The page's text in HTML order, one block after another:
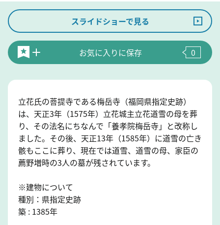
スライドショーで見る
お気に入りに保存 0
立花氏の菩提寺である梅岳寺（福岡県指定史跡）
は、天正3年（1575年）立花城主立花道雪の母を葬
り、その法名にちなんで「養孝院梅岳寺」と改称し
ました。その後、天正13年（1585年）に道雪の亡き
骸もここに葬り、現在では道雪、道雪の母、家臣の
薦野増時の3人の墓が残されています。
※建物について
種別：県指定史跡
築 : 1385年